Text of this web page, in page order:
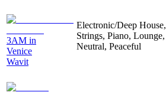
3AM in
Venice
Wavit
Electronic/Deep House,
Strings, Piano, Lounge,
Neutral, Peaceful